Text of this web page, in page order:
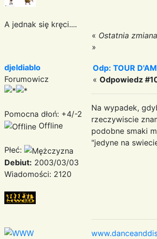
A jednak się kręci....
« Ostatnia
»
djeldiablo
Forumowicz
Pomocna dłoń: +4/-2
Offline
Płeć:
Debiut: 2003/03/03
Wiadomości: 2120
Odp: TOUR
« Odpowiedz
Na wypadek,
rzeczywiscie
podobne smaki
"jedyne na